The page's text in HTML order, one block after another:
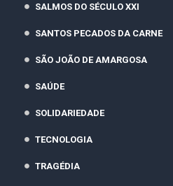
SALMOS DO SÉCULO XXI
SANTOS PECADOS DA CARNE
SÃO JOÃO DE AMARGOSA
SAÚDE
SOLIDARIEDADE
TECNOLOGIA
TRAGÉDIA